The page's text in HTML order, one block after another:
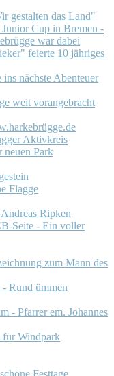
gestalten das Land"
Cup in Bremen -
war dabei
feierte 10 jähriges
nächste Abenteuer
weit vorangebracht
Aktivkreis
neuen Park
Flagge
Ripken
Seite - Ein voller
zum Mann des
Rund ümmen
- Pfarrer em. Johannes
Windpark
Festtage